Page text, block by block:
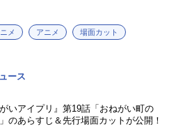
メ アニメ 場面カット
ース
がいアイプリ』第19話「おねがい町の
のあらすじ＆先行場面カットが公開！